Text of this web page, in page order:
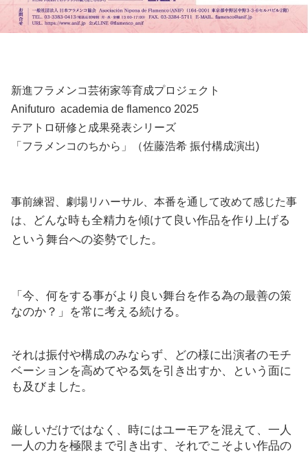
新進フラメンコ芸術家等育成プロジェクト
Anifuturo academia de flamenco 2025
テアトロ研修と成果発表シリーズ
「フラメンコのちから」（佐藤浩希 振付構成演出)
事前練習、劇場リハーサル、本番を通して改めて感じた事
は、
どんな時も全精力を傾けて良い作品を作り上げる
という舞台への姿勢でした。
「今、何をする事がより良い舞台を作る為の最善の策
なのか？」を常に考える続ける。
それは振付や構成のみならず、どの様に出演者のモチ
ベーションを高めてやる気を引き出すか、という面に
も及びました。
厳しいだけではなく、時にはユーモアを混えて、一人
一人の力を極限まで引き出す、それでこそよい作品の